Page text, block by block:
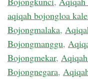
aqiqah bojongloa
Bojongmalaka,
Bojongmanggu,
Bojongmekar,
Bojongnegara,